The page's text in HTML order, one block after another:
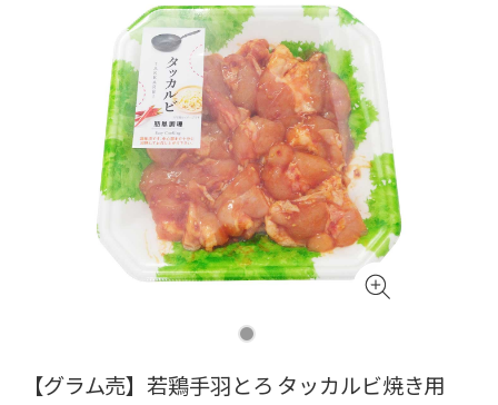
【グラム売】若鶏手羽とろ タッカルビ焼き用